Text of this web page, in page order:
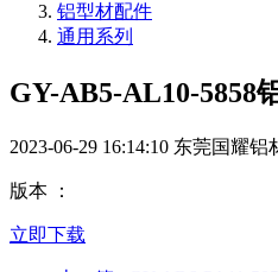
铝型材配件
通用系列
GY-AB5-AL10-5858
2023-06-29 16:14:10 东莞国耀铝
版本 ：
立即下载